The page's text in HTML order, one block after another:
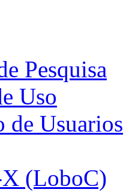
Pesquisa
Uso
de Usuarios
(LoboC)